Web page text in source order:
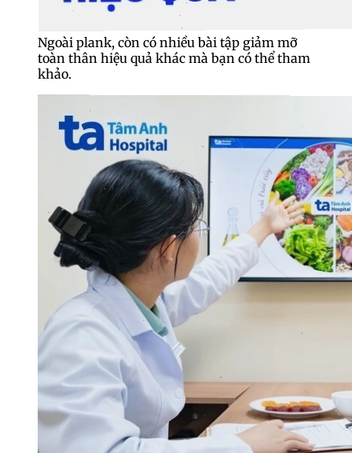
Ngoài plank, còn có nhiều bài tập giảm mỡ
toàn thân hiệu quả khác mà bạn có thể tham
khảo.